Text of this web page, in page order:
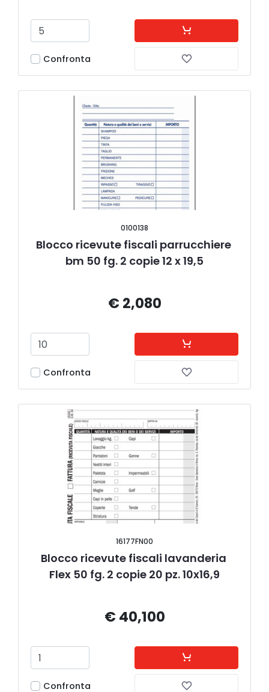
Confronta
0100138
Blocco ricevute fiscali parrucchiere
bm 50 fg. 2 copie 12 x 19,5
€ 2,080
Confronta
16177FN00
Blocco ricevute fiscali lavanderia
Flex 50 fg. 2 copie 20 pz. 10x16,9
€ 40,100
Confronta